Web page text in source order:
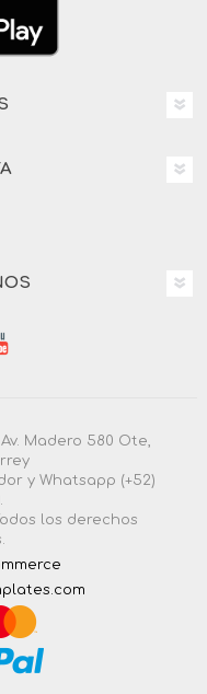
Madero 580 Ote,
y Whatsapp (+52)
los derechos